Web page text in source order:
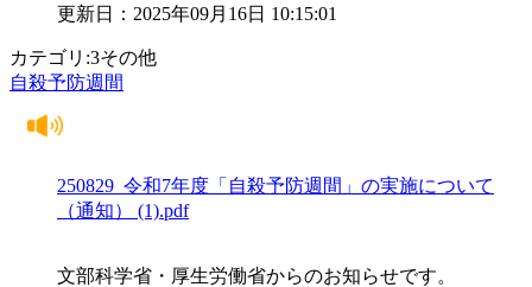
更新日：2025年09月16日 10:15:01
カテゴリ:3その他
自殺予防週間
250829_令和7年度「自殺予防週間」の実施について
（通知） (1).pdf
文部科学省・厚生労働省からのお知らせです。